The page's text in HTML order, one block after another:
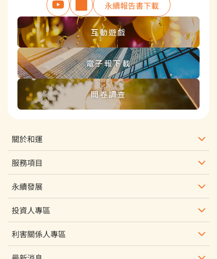
永續報告書下載
互動遊戲
電子報下載
問卷調查
關於和運
服務項目
永續發展
投資人專區
利害關係人專區